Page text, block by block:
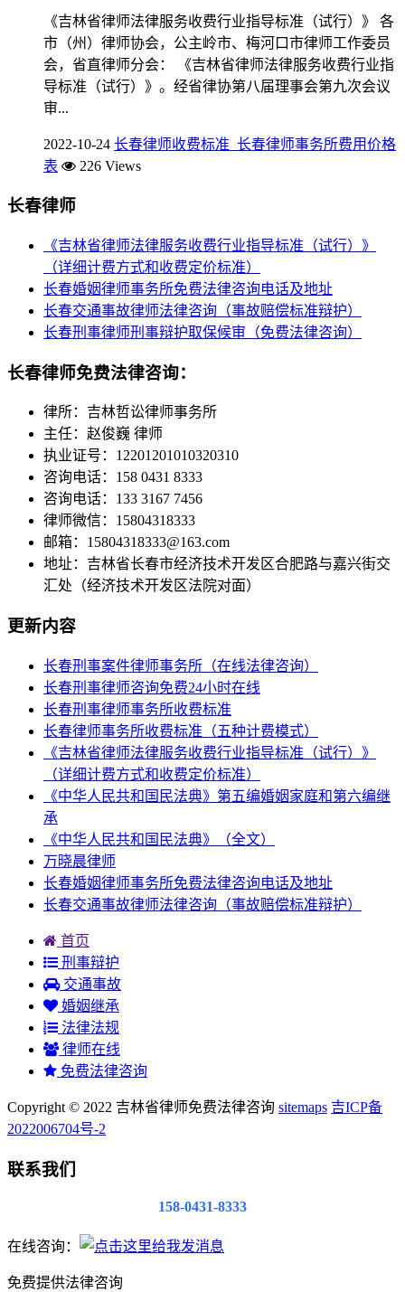
《吉林省律师法律服务收费行业指导标准（试行）》 各
市（州）律师协会，公主岭市、梅河口市律师工作委员
会，省直律师分会： 《吉林省律师法律服务收费行业指
导标准（试行）》。经省律协第八届理事会第九次会议
审...
2022-10-24 长春律师收费标准_长春律师事务所费用价格
表
226 Views
长春律师
《吉林省律师法律服务收费行业指导标准（试行）》
（详细计费方式和收费定价标准）
长春婚姻律师事务所免费法律咨询电话及地址
长春交通事故律师法律咨询（事故赔偿标准辩护）
长春刑事律师刑事辩护取保候审（免费法律咨询）
长春律师免费法律咨询：
律所：吉林哲讼律师事务所
主任：赵俊巍 律师
执业证号：12201201010320310
咨询电话：158 0431 8333
咨询电话：133 3167 7456
律师微信：15804318333
邮箱：15804318333@163.com
地址：吉林省长春市经济技术开发区合肥路与嘉兴街交
汇处（经济技术开发区法院对面）
更新内容
长春刑事案件律师事务所（在线法律咨询）
长春刑事律师咨询免费24小时在线
长春刑事律师事务所收费标准
长春律师事务所收费标准（五种计费模式）
《吉林省律师法律服务收费行业指导标准（试行）》
（详细计费方式和收费定价标准）
《中华人民共和国民法典》第五编婚姻家庭和第六编继
承
《中华人民共和国民法典》（全文）
万晓晨律师
长春婚姻律师事务所免费法律咨询电话及地址
长春交通事故律师法律咨询（事故赔偿标准辩护）
首页
刑事辩护
交通事故
婚姻继承
法律法规
律师在线
免费法律咨询
Copyright © 2022 吉林省律师免费法律咨询 sitemaps 吉ICP备
2022006704号-2
联系我们
158-0431-8333
在线咨询：
免费提供法律咨询